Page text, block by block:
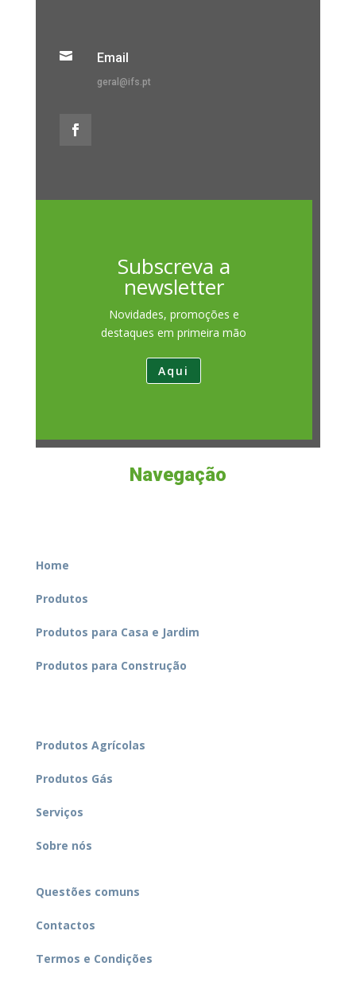
 Email
geral@ifs.pt
Subscreva a
newsletter
Novidades, promoções e
destaques em primeira mão
Aqui
Navegação
Home
Produtos
Produtos para Casa e Jardim
Produtos para Construção
Produtos Agrícolas
Produtos Gás
Serviços
Sobre nós
Questões comuns
Contactos
Termos e Condições